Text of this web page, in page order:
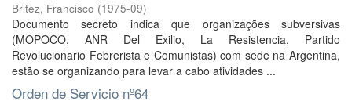
Britez, Francisco (1975-09)
Documento secreto indica que organizações subversivas
(MOPOCO, ANR Del Exilio, La Resistencia, Partido
Revolucionario Febrerista e Comunistas) com sede na Argentina,
estão se organizando para levar a cabo atividades ...
Orden de Servicio nº64